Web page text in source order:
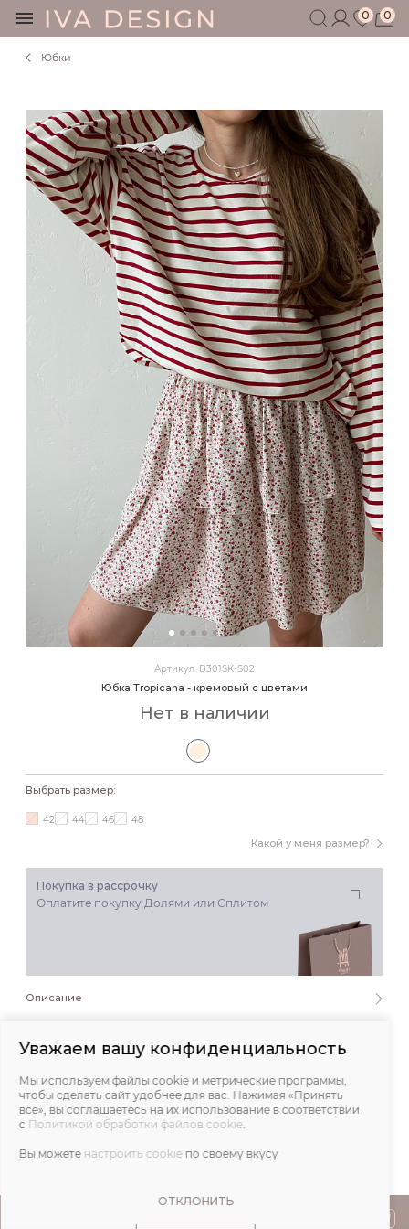
0 0
БЕЗ СЕКРЕТОВ
МУЖЧИНАМ
ДЕТЯМ
АКСЕССУАРЫ
СЕРТИФИКАТ
БЛОГ
ШОУРУМ
+7 495 401 6950
Юбки
Артикул: B301SK-S02
Юбка Tropicana - кремовый с цветами
Нет в наличии
Выбрать размер:
Какой у меня размер?
42 44 46 48
Покупка в рассрочку
Оплатите покупку Долями или Сплитом
Описание
Состав и уход
Обмеры
Уважаем вашу конфиденциальность
Мы используем файлы cookie и метрические программы,
чтобы сделать сайт удобнее для вас. Нажимая «Принять
все», вы соглашаетесь на их использование в соответствии
с Политикой обработки файлов cookie.
Вы можете настроить cookie по своему вкусу
ОТКЛОНИТЬ